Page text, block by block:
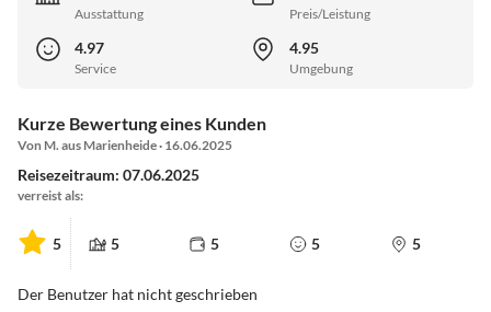
Ausstattung Preis/Leistung
4.97
Service
4.95
Umgebung
Kurze Bewertung eines Kunden
Von M. aus Marienheide · 16.06.2025
Reisezeitraum: 07.06.2025
verreist als:
5 5 5 5 5
Der Benutzer hat nicht geschrieben